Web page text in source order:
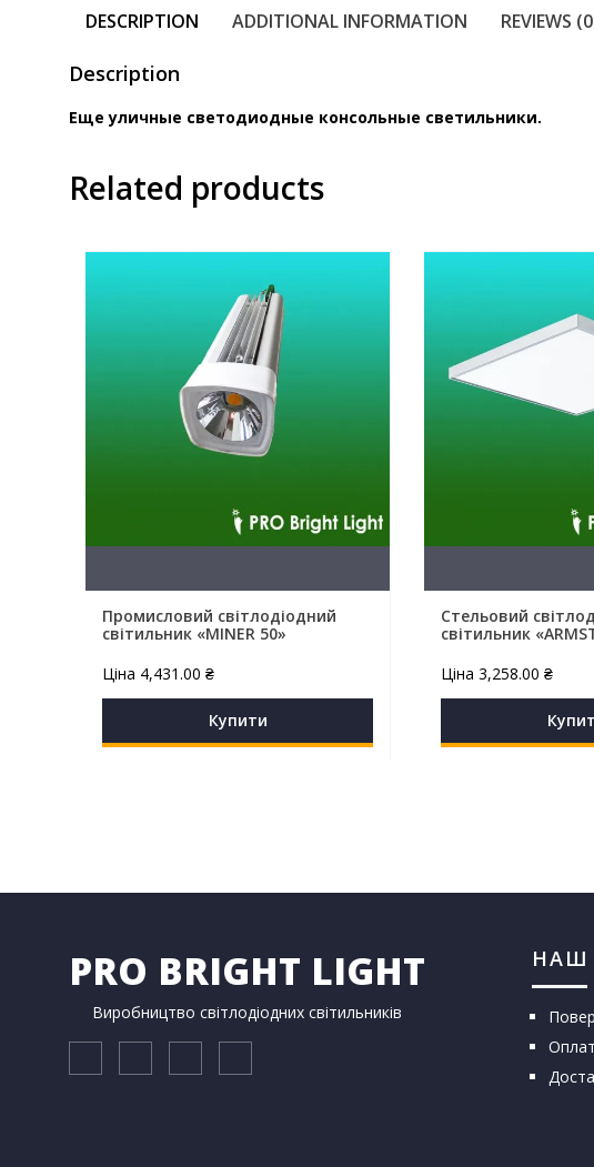
DESCRIPTION ADDITIONAL INFORMATION REVIEWS
Description
Еще уличные светодиодные консольные светильники.
Related products
Промисловий світлодіодний
світильник «MINER 50»
Ціна 4,431.00 ₴
Купити
Стельовий
світильник
Ціна 3,258.00 ₴
PRO BRIGHT LIGHT
Виробництво світлодіодних світильників
НАШ